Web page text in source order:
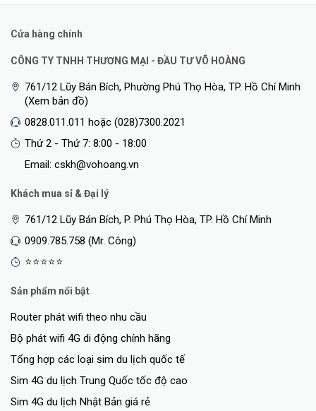
Tham khảo SIM 3G/4G
<Hotline: 0828.011.011 - (028)7300.2021 - VoHoang.vn
Cửa hàng chính
CÔNG TY TNHH THƯƠNG MẠI - ĐẦU TƯ VÕ HOÀNG
761/12 Lũy Bán Bích, Phường Phú Thọ Hòa, TP. Hồ Chí Minh
(Xem bản đồ)
0828.011.011 hoặc (028)7300.2021
Thứ 2 - Thứ 7: 8:00 - 18:00
Email: cskh@vohoang.vn
Khách mua sỉ & Đại lý
761/12 Lũy Bán Bích, P. Phú Thọ Hòa, TP. Hồ Chí Minh
0909.785.758 (Mr. Công)
⭐⭐⭐⭐⭐
Sản phẩm nổi bật
Router phát wifi theo nhu cầu
Bộ phát wifi 4G di động chính hãng
Tổng hợp các loại sim du lịch quốc tế
Sim 4G du lịch Trung Quốc tốc độ cao
Sim 4G du lịch Nhật Bản giá rẻ